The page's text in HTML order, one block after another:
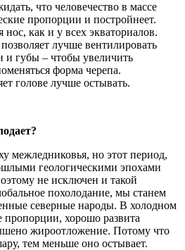
что человечество в массе
пропорции и постройнеет.
как и у всех экваториалов.
лучше вентилировать
и губы – чтобы увеличить
форма черепа.
голове лучше остывать.
межледниковья, но этот период,
геологическими эпохами
не исключен и такой
похолодание, мы станем
северные народы. В холодном
хорошо развита
жироотложение. Потому что
тем меньше оно остывает.